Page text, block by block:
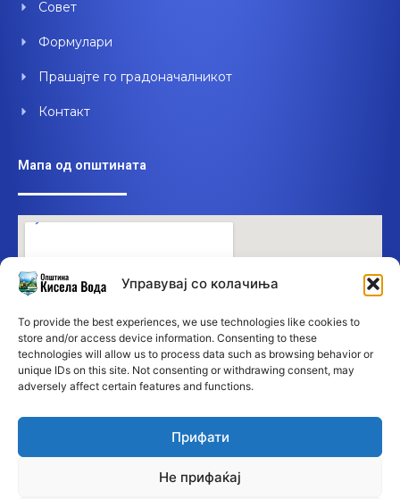
Управувај со колачиња
To provide the best experiences, we use technologies like cookies to
store and/or access device information. Consenting to these
technologies will allow us to process data such as browsing behavior or
unique IDs on this site. Not consenting or withdrawing consent, may
adversely affect certain features and functions.
Прифати
Не прифаќај
Совет
Формулари
Прашајте го градоначалникот
Контакт
Мапа од општината